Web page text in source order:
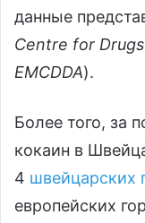
данные
Centre for
EMCDDA).
Более того, за
кокаин в
4 швейцарских
европейских